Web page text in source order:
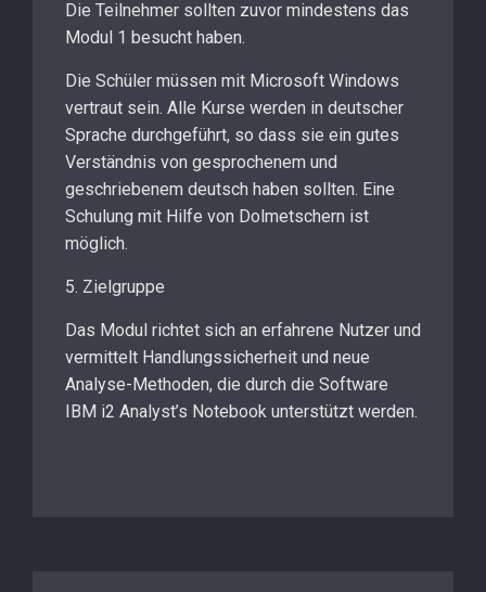
Die Teilnehmer sollten zuvor mindestens das
Modul 1 besucht haben.
Die Schüler müssen mit Microsoft Windows
vertraut sein. Alle Kurse werden in deutscher
Sprache durchgeführt, so dass sie ein gutes
Verständnis von gesprochenem und
geschriebenem deutsch haben sollten. Eine
Schulung mit Hilfe von Dolmetschern ist
möglich.
5. Zielgruppe
Das Modul richtet sich an erfahrene Nutzer und
vermittelt Handlungssicherheit und neue
Analyse-Methoden, die durch die Software
IBM i2 Analyst’s Notebook unterstützt werden.